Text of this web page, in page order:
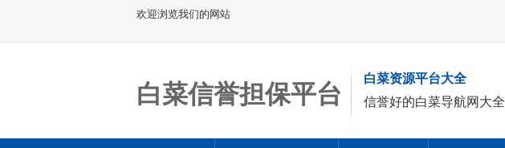
欢迎浏览我们的网站
白菜信誉担保平台
白菜资源平台大全
信誉好的白菜导航网大全